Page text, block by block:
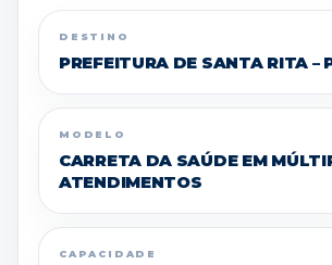
DESTINO
PREFEITURA DE SANTA RITA –
MODELO
CARRETA DA SAÚDE EM
ATENDIMENTOS
CAPACIDADE